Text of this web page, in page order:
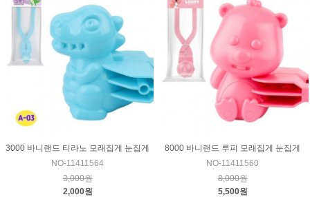
3000 바니랜드 티라노 모래집게 눈집게
NO-11411564
3,000원
2,000원
8000 바니랜드 루피 모래집게 눈집게
NO-11411560
8,000원
5,500원